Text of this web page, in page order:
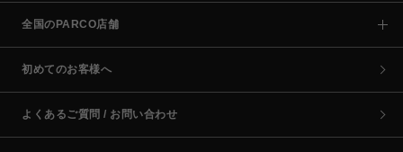
全国のPARCO店舗
初めてのお客様へ
よくあるご質問 / お問い合わせ